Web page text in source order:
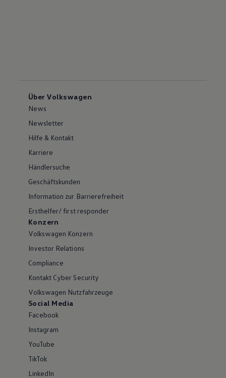
Über Volkswagen
News
Newsletter
Hilfe & Kontakt
Karriere
Händlersuche
Geschäftskunden
Information zur Barrierefreiheit
Ersthelfer/ first responder
Konzern
Volkswagen Konzern
Investor Relations
Compliance
Kontakt Cyber Security
Volkswagen Nutzfahrzeuge
Social Media
Facebook
Instagram
YouTube
TikTok
LinkedIn